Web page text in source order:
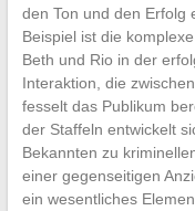
den Ton und den Erfolg
Beispiel ist die
Beth und Rio in der
Interaktion, die
fesselt das Publikum
der Staffeln entwickelt
Bekannten zu
einer gegenseitigen
ein wesentliches